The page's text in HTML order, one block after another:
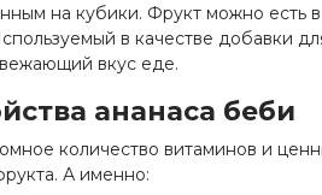
на кубики. Фрукт можно есть
в качестве добавки
вкус еде.
ананаса беби
количество витаминов и
А именно: